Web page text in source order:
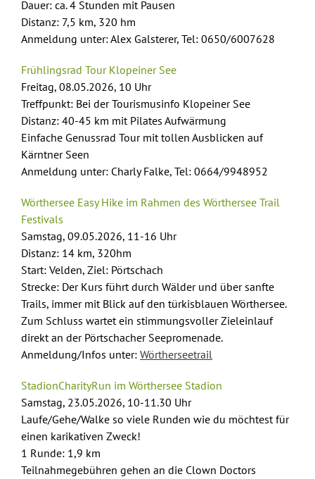
Dauer: ca. 4 Stunden mit Pausen
Distanz: 7,5 km, 320 hm
Anmeldung unter: Alex Galsterer, Tel: 0650/6007628
Frühlingsrad Tour Klopeiner See
Freitag, 08.05.2026, 10 Uhr
Treffpunkt: Bei der Tourismusinfo Klopeiner See
Distanz: 40-45 km mit Pilates Aufwärmung
Einfache Genussrad Tour mit tollen Ausblicken auf
Kärntner Seen
Anmeldung unter: Charly Falke, Tel: 0664/9948952
Wörthersee Easy Hike im Rahmen des Wörthersee Trail
Festivals
Samstag, 09.05.2026, 11-16 Uhr
Distanz: 14 km, 320hm
Start: Velden, Ziel: Pörtschach
Strecke: Der Kurs führt durch Wälder und über sanfte
Trails, immer mit Blick auf den türkisblauen Wörthersee.
Zum Schluss wartet ein stimmungsvoller Zieleinlauf
direkt an der Pörtschacher Seepromenade.
Anmeldung/Infos unter: Wörtherseetrail
StadionCharityRun im Wörthersee Stadion
Samstag, 23.05.2026, 10-11.30 Uhr
Laufe/Gehe/Walke so viele Runden wie du möchtest für
einen karikativen Zweck!
1 Runde: 1,9 km
Teilnahmegebühren gehen an die Clown Doctors